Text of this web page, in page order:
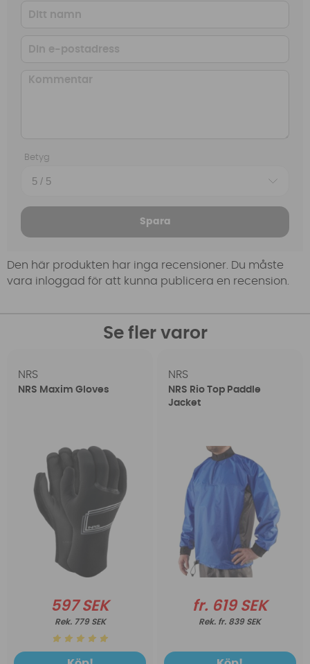
Betyg
Spara
Den här produkten har inga recensioner. Du måste
vara inloggad för att kunna publicera en recension.
Se fler varor
NRS
NRS Maxim Gloves
597 SEK
779 SEK
NRS
NRS Rio Top Paddle
Jacket
fr. 619 SEK
fr. 839 SEK